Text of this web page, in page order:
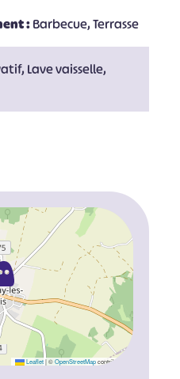
:Barbecue, Terrasse
Lave vaisselle,
Leaflet |©OpenStreetMapcontributors